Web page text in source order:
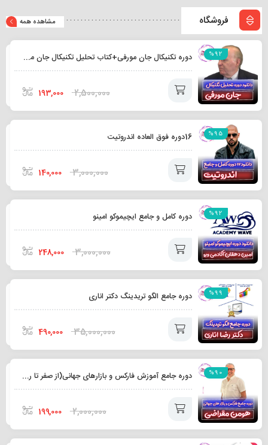
فروشگاه مشاهده همه
%92 دوره تکنیکال جان مورفی+کتاب تحلیل تکنیکال جان مورفی بصورت رایگان
2,500,000
193,000
افزودن
به
سبد
%95 16دوره فوق العاده اندروتیت
3,000,000
140,000
افزودن
به
سبد
%92 دوره کامل و جامع ایچیموکو امینو
3,000,000
248,000
افزودن
به
سبد
%99 دوره جامع الگو تریدینگ دکتر اناری
35,000,000
490,000
افزودن
به
سبد
%90 دوره جامع آموزش فارکس و بازارهای جهانی(از صفر تا رسیدن به درآمد دلاری)هومن مقراضی+آخرین آپدیت❤️
2,000,000
199,000
افزودن